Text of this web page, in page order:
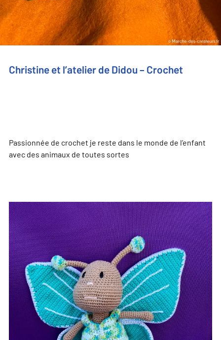
Christine et l’atelier de Didou – Crochet
Passionnée de crochet je reste dans le monde de l’enfant
avec des animaux de toutes sortes